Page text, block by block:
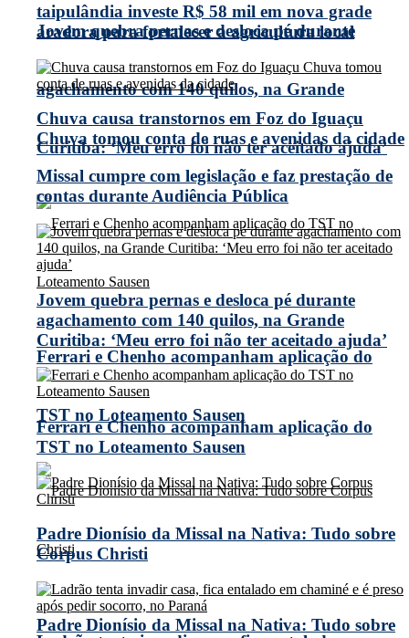
Jovem quebra pernas e desloca pé durante
agachamento com 140 quilos, na Grande
Curitiba: ‘Meu erro foi não ter aceitado ajuda’
Ferrari e Chenho acompanham aplicação do
TST no Loteamento Sausen
Padre Dionísio da Missal na Nativa: Tudo sobre
taipulândia investe R$ 58 mil em nova grade
aradora para fortalecer a agricultura local
Chuva causa transtornos em Foz do Iguaçu
Chuva tomou conta de ruas e avenidas da cidade
Missal cumpre com legislação e faz prestação de
contas durante Audiência Pública
Jovem quebra pernas e desloca pé durante
agachamento com 140 quilos, na Grande
Curitiba: ‘Meu erro foi não ter aceitado ajuda’
Ferrari e Chenho acompanham aplicação do
TST no Loteamento Sausen
Padre Dionísio da Missal na Nativa: Tudo sobre
Corpus Christi